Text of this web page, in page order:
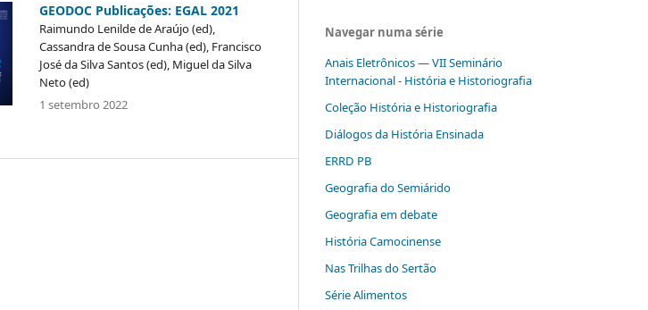
GEODOC Publicações: EGAL 2021
Raimundo Lenilde de Araújo (ed),
Cassandra de Sousa Cunha (ed), Francisco
José da Silva Santos (ed), Miguel da Silva
Neto (ed)
1 setembro 2022
Navegar numa série
Anais Eletrônicos — VII Seminário
Internacional - História e Historiografia
Coleção História e Historiografia
Diálogos da História Ensinada
ERRD PB
Geografia do Semiárido
Geografia em debate
História Camocinense
Nas Trilhas do Sertão
Série Alimentos